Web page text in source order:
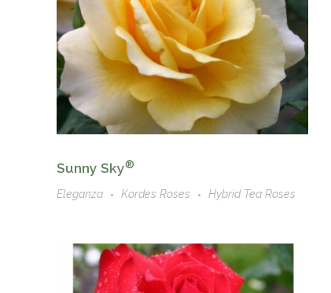
Sunny Sky®
Eleganza Kordes Roses Hybrid Tea Roses